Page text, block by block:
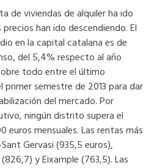
de viviendas de alquiler ha ido
han ido descendiendo. El
en la capital catalana es de
del 5,4% respecto al año
todo entre el último
semestre de 2013 para dar
del mercado. Por
ningún distrito supera el
euros mensuales. Las rentas más
Gervasi (935,5 euros),
y Eixample (763,5). Las